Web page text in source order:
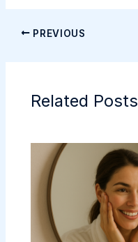
PREVIOUS
Related Posts